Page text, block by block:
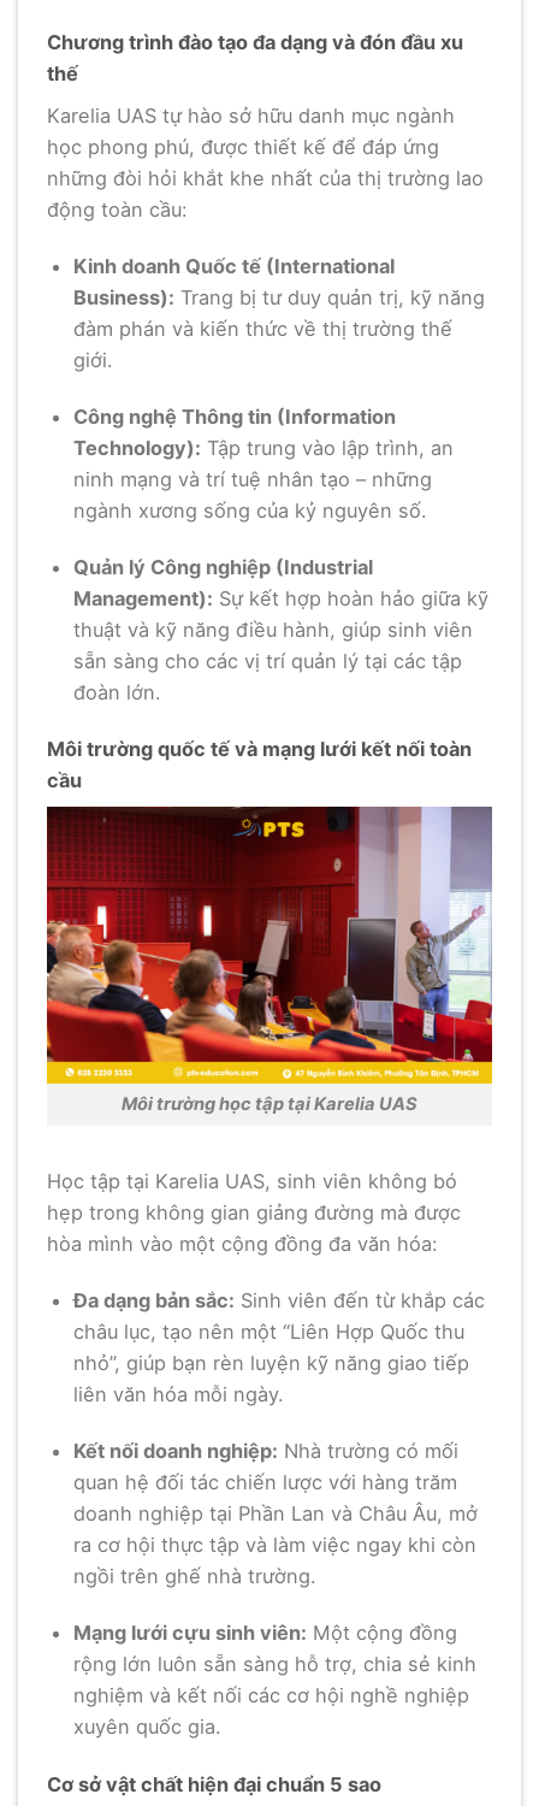
Chương trình đào tạo đa dạng và đón đầu xu
thế
Karelia UAS tự hào sở hữu danh mục ngành
học phong phú, được thiết kế để đáp ứng
những đòi hỏi khắt khe nhất của thị trường lao
động toàn cầu:
Kinh doanh Quốc tế (International
Business): Trang bị tư duy quản trị, kỹ năng
đàm phán và kiến thức về thị trường thế
giới.
Công nghệ Thông tin (Information
Technology): Tập trung vào lập trình, an
ninh mạng và trí tuệ nhân tạo – những
ngành xương sống của kỷ nguyên số.
Quản lý Công nghiệp (Industrial
Management): Sự kết hợp hoàn hảo giữa kỹ
thuật và kỹ năng điều hành, giúp sinh viên
sẵn sàng cho các vị trí quản lý tại các tập
đoàn lớn.
Môi trường quốc tế và mạng lưới kết nối toàn
cầu
Môi trường học tập tại Karelia UAS
Học tập tại Karelia UAS, sinh viên không bó
hẹp trong không gian giảng đường mà được
hòa mình vào một cộng đồng đa văn hóa:
Đa dạng bản sắc: Sinh viên đến từ khắp các
châu lục, tạo nên một “Liên Hợp Quốc thu
nhỏ”, giúp bạn rèn luyện kỹ năng giao tiếp
liên văn hóa mỗi ngày.
Kết nối doanh nghiệp: Nhà trường có mối
quan hệ đối tác chiến lược với hàng trăm
doanh nghiệp tại Phần Lan và Châu Âu, mở
ra cơ hội thực tập và làm việc ngay khi còn
ngồi trên ghế nhà trường.
Mạng lưới cựu sinh viên: Một cộng đồng
rộng lớn luôn sẵn sàng hỗ trợ, chia sẻ kinh
nghiệm và kết nối các cơ hội nghề nghiệp
xuyên quốc gia.
Cơ sở vật chất hiện đại chuẩn 5 sao